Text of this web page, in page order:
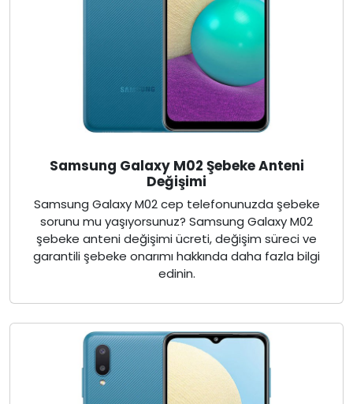
Samsung Galaxy M02 Şebeke Anteni
Değişimi
Samsung Galaxy M02 cep telefonunuzda şebeke
sorunu mu yaşıyorsunuz? Samsung Galaxy M02
şebeke anteni değişimi ücreti, değişim süreci ve
garantili şebeke onarımı hakkında daha fazla bilgi
edinin.